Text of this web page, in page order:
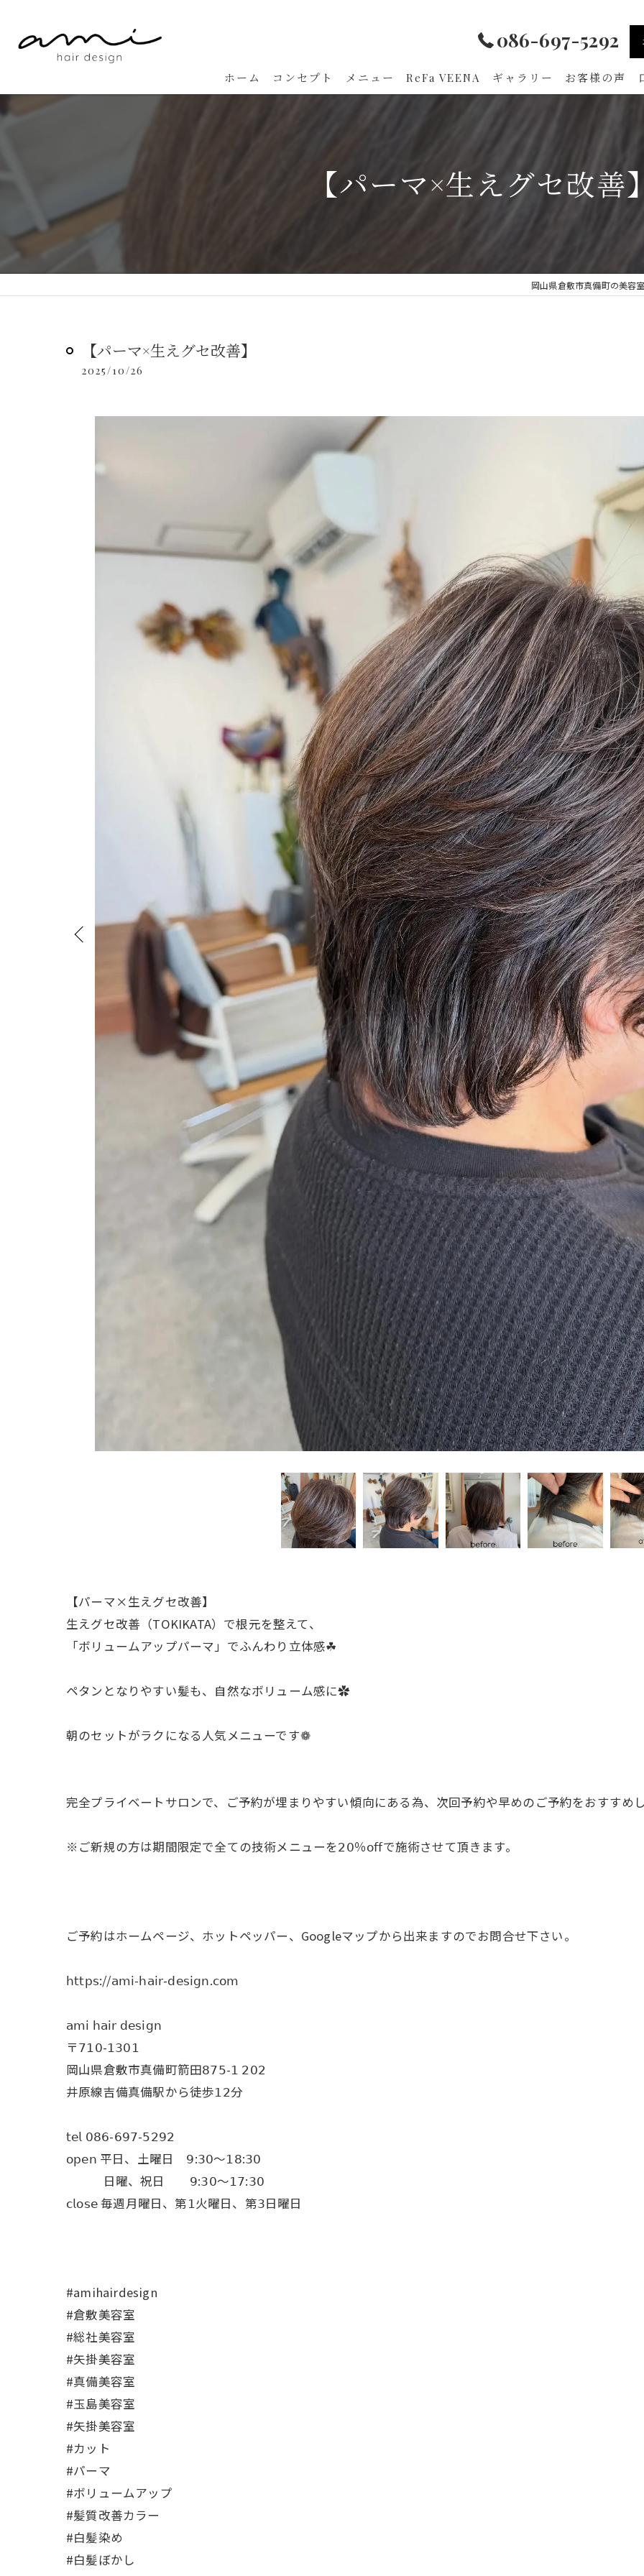
086-697-5292
ホーム コンセプト メニュー ReFa VEENA ギャラリー お客様の声
【パーマ×生えグセ改善
岡山県倉敷市真備町の美容
【パーマ×生えグセ改善】
2025/10/26
【パーマ×生えグセ改善】
生えグセ改善（TOKIKATA）で根元を整えて、
「ボリュームアップパーマ」でふんわり立体感☘︎
ペタンとなりやすい髪も、自然なボリューム感に✿
朝のセットがラクになる人気メニューです❁
完全プライベートサロンで、ご予約が埋まりやすい傾向にある為、次回予約や早めのご予約をおすすめ
※ご新規の方は期間限定で全ての技術メニューを𝟤𝟢％𝗈𝖿𝖿で施術させて頂きます。
ご予約はホームページ、ホットペッパー、Googleマップから出来ますのでお問合せ下さい。
𝗁𝗍𝗍𝗉𝗌://𝖺𝗆𝗂-𝗁𝖺𝗂𝗋-𝖽𝖾𝗌𝗂𝗀𝗇.𝖼𝗈𝗆
𝖺𝗆𝗂 𝗁𝖺𝗂𝗋 𝖽𝖾𝗌𝗂𝗀𝗇
〒𝟩𝟣𝟢-𝟣𝟥𝟢𝟣
岡山県倉敷市真備町箭田𝟪𝟩𝟧-𝟣 𝟤𝟢𝟤
井原線吉備真備駅から徒歩𝟣𝟤分
𝗍𝖾𝗅 𝟢𝟪𝟨-𝟨𝟫𝟩-𝟧𝟤𝟫𝟤
𝗈𝗉𝖾𝗇 平日、土曜日 𝟫:𝟥𝟢〜𝟣𝟪:𝟥𝟢
日曜、祝日 𝟫:𝟥𝟢〜𝟣𝟩:𝟥𝟢
𝖼𝗅𝗈𝗌𝖾 毎週月曜日、第𝟣火曜日、第𝟥日曜日
#amihairdesign
#倉敷美容室
#総社美容室
#矢掛美容室
#真備美容室
#玉島美容室
#矢掛美容室
#カット
#パーマ
#ボリュームアップ
#髪質改善カラー
#白髪染め
#白髪ぼかし